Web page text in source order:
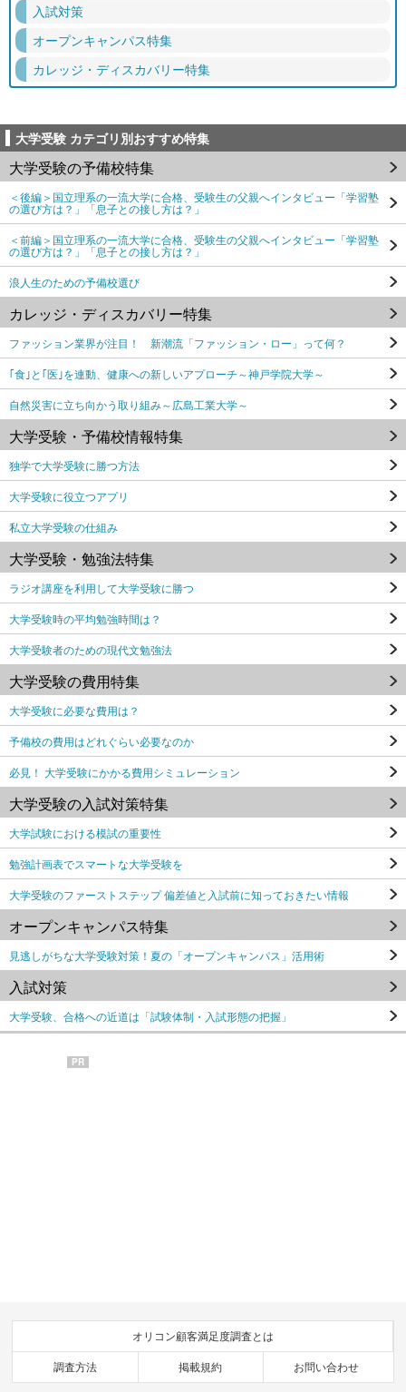
入試対策
オープンキャンパス特集
カレッジ・ディスカバリー特集
大学受験 カテゴリ別おすすめ特集
大学受験の予備校特集
＜後編＞国立理系の一流大学に合格、受験生の父親へインタビュー「学習塾
の選び方は？」「息子との接し方は？」
＜前編＞国立理系の一流大学に合格、受験生の父親へインタビュー「学習塾
の選び方は？」「息子との接し方は？」
浪人生のための予備校選び
カレッジ・ディスカバリー特集
ファッション業界が注目！ 新潮流「ファッション・ロー」って何？
｢食｣と｢医｣を連動、健康への新しいアプローチ～神戸学院大学～
自然災害に立ち向かう取り組み～広島工業大学～
大学受験・予備校情報特集
独学で大学受験に勝つ方法
大学受験に役立つアプリ
私立大学受験の仕組み
大学受験・勉強法特集
ラジオ講座を利用して大学受験に勝つ
大学受験時の平均勉強時間は？
大学受験者のための現代文勉強法
大学受験の費用特集
大学受験に必要な費用は？
予備校の費用はどれぐらい必要なのか
必見！ 大学受験にかかる費用シミュレーション
大学受験の入試対策特集
大学試験における模試の重要性
勉強計画表でスマートな大学受験を
大学受験のファーストステップ 偏差値と入試前に知っておきたい情報
オープンキャンパス特集
見逃しがちな大学受験対策！夏の「オープンキャンパス」活用術
入試対策
大学受験、合格への近道は「試験体制・入試形態の把握」
PR
オリコン顧客満足度調査とは
調査方法 掲載規約 お問い合わせ